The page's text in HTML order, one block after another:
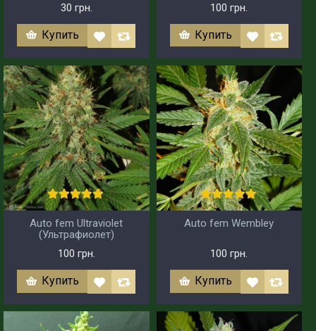
30 грн.
Купить
100 грн.
Купить
Auto fem Ultraviolet
(Ультрафиолет)
100 грн.
Купить
Auto fem Wembley
100 грн.
Купить